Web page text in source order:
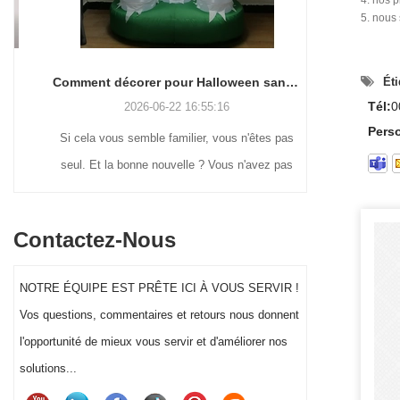
Comment décorer pour Halloween sans perdre la tête (ou votre week-end)
2026-06-22 16:55:16
Si cela vous semble familier, vous n'êtes pas
seul. Et la bonne nouvelle ? Vous n'avez pas
d'Halloween de votre cour se démarque
De
floquées
gonflables
segment de
décoration
Contactez-Nous
NOTRE ÉQUIPE EST PRÊTE ICI À VOUS SERVIR !
Vos questions, commentaires et retours nous donnent
l'opportunité de mieux vous servir et d'améliorer nos
solutions...
5. nous
Tél: